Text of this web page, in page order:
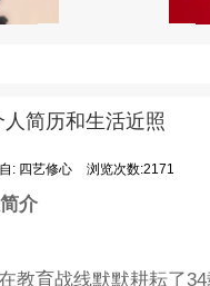
简历和生活近照
: 四艺修心 浏览次数:2171
介
教育战线默默耕耘了